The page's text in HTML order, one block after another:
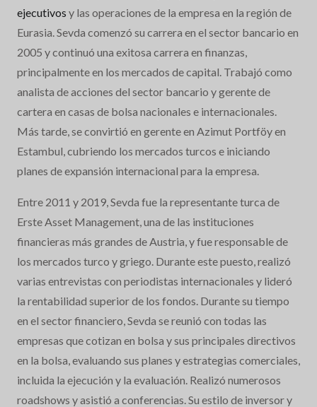
ejecutivos y las operaciones de la empresa en la región de
Eurasia. Sevda comenzó su carrera en el sector bancario en
2005 y continuó una exitosa carrera en finanzas,
principalmente en los mercados de capital. Trabajó como
analista de acciones del sector bancario y gerente de
cartera en casas de bolsa nacionales e internacionales.
Más tarde, se convirtió en gerente en Azimut Portföy en
Estambul, cubriendo los mercados turcos e iniciando
planes de expansión internacional para la empresa.
Entre 2011 y 2019, Sevda fue la representante turca de
Erste Asset Management, una de las instituciones
financieras más grandes de Austria, y fue responsable de
los mercados turco y griego. Durante este puesto, realizó
varias entrevistas con periodistas internacionales y lideró
la rentabilidad superior de los fondos. Durante su tiempo
en el sector financiero, Sevda se reunió con todas las
empresas que cotizan en bolsa y sus principales directivos
en la bolsa, evaluando sus planes y estrategias comerciales,
incluida la ejecución y la evaluación. Realizó numerosos
roadshows y asistió a conferencias. Su estilo de inversor y